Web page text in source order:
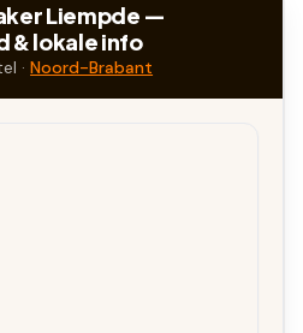
Liempde —
& lokale info
·Noord-Brabant